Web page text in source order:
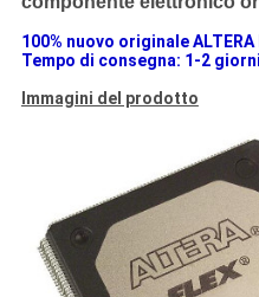
100% nuovo originale ALTERA
Tempo di consegna: 1-2
Immagini del prodotto